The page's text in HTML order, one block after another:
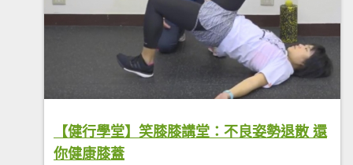
【健行學堂】笑膝膝講堂：不良姿勢退散 還
你健康膝蓋